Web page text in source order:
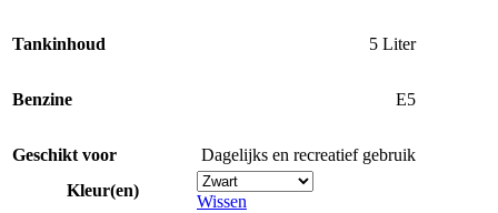
Tankinhoud 5 Liter
Benzine E5
Geschikt voor
Dagelijks en recreatief gebruik
Kleur(en)
Wissen